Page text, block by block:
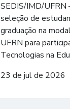
SEDIS/IMD/UFRN
seleção de
graduação na
UFRN para
Tecnologias na
23 de jul de 2026